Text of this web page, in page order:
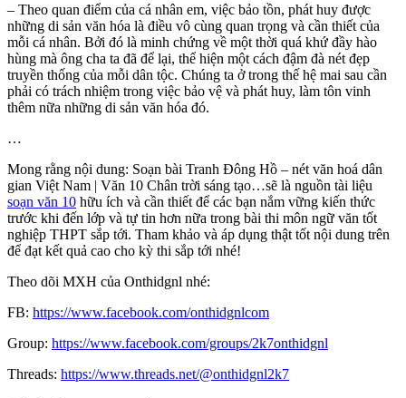
– Theo quan điểm của cá nhân em, việc bảo tồn, phát huy được
những di sản văn hóa là điều vô cùng quan trọng và cần thiết của
mỗi cá nhân. Bởi đó là minh chứng về một thời quá khứ đầy hào
hùng mà ông cha ta đã để lại, thể hiện một cách đậm đà nét đẹp
truyền thống của mỗi dân tộc. Chúng ta ở trong thế hệ mai sau cần
phải có trách nhiệm trong việc bảo vệ và phát huy, làm tôn vinh
thêm nữa những di sản văn hóa đó.
…
Mong rằng nội dung: Soạn bài Tranh Đông Hồ – nét văn hoá dân
gian Việt Nam | Văn 10 Chân trời sáng tạo…sẽ là nguồn tài liệu
soạn văn 10 hữu ích và cần thiết để các bạn nắm vững kiến thức
trước khi đến lớp và tự tin hơn nữa trong bài thi môn ngữ văn tốt
nghiệp THPT sắp tới. Tham khảo và áp dụng thật tốt nội dung trên
để đạt kết quả cao cho kỳ thi sắp tới nhé!
Theo dõi MXH của Onthidgnl nhé:
FB: https://www.facebook.com/onthidgnlcom
Group: https://www.facebook.com/groups/2k7onthidgnl
Threads: https://www.threads.net/@onthidgnl2k7